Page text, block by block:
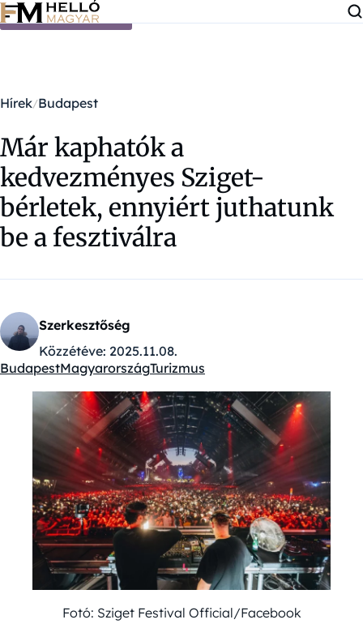
Ugrás a tartalomra
Hírek Budapest
Már kaphatók a
kedvezményes Sziget-
bérletek, ennyiért juthatunk
be a fesztiválra
Szerkesztőség
Közzétéve: 2025.11.08.
Kategóriák:
BudapestMagyarországTurizmus
Fotó: Sziget Festival Official/Facebook